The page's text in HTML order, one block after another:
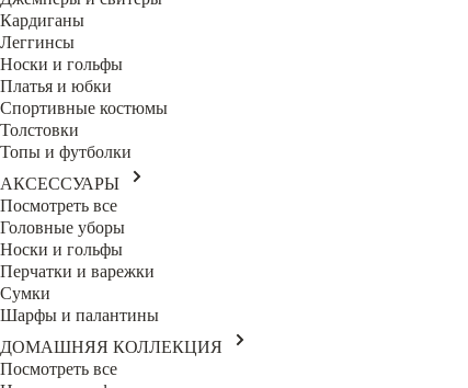
Кардиганы
Леггинсы
Носки и гольфы
Платья и юбки
Спортивные костюмы
Толстовки
Топы и футболки
АКСЕССУАРЫ
Посмотреть все
Головные уборы
Носки и гольфы
Перчатки и варежки
Сумки
Шарфы и палантины
ДОМАШНЯЯ КОЛЛЕКЦИЯ
Посмотреть все